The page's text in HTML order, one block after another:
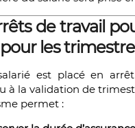
de travail
les
est placé en
à la validation de
permet :